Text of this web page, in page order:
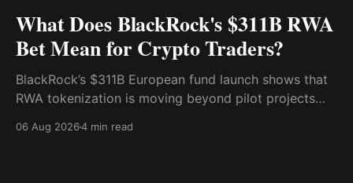
What Does BlackRock's $311B RWA
Bet Mean for Crypto Traders?
BlackRock’s $311B European fund launch shows that
RWA tokenization is moving beyond pilot projects
what it means for crypto traders.
06 Aug 20264 min read